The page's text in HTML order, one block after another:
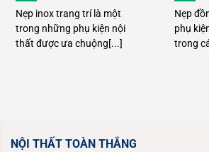
Nẹp inox trang trí là một
trong những phụ kiện nội
thất được ưa chuộng[...]
Nẹp
phụ
trong
NỘI THẤT TOÀN THẮNG